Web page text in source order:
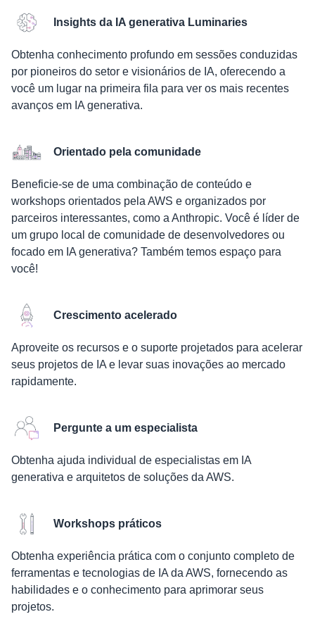
Insights da IA generativa Luminaries
Obtenha conhecimento profundo em sessões conduzidas
por pioneiros do setor e visionários de IA, oferecendo a
você um lugar na primeira fila para ver os mais recentes
avanços em IA generativa.
Orientado pela comunidade
Beneficie-se de uma combinação de conteúdo e
workshops orientados pela AWS e organizados por
parceiros interessantes, como a Anthropic. Você é líder de
um grupo local de comunidade de desenvolvedores ou
focado em IA generativa? Também temos espaço para
você!
Crescimento acelerado
Aproveite os recursos e o suporte projetados para acelerar
seus projetos de IA e levar suas inovações ao mercado
rapidamente.
Pergunte a um especialista
Obtenha ajuda individual de especialistas em IA
generativa e arquitetos de soluções da AWS.
Workshops práticos
Obtenha experiência prática com o conjunto completo de
ferramentas e tecnologias de IA da AWS, fornecendo as
habilidades e o conhecimento para aprimorar seus
projetos.